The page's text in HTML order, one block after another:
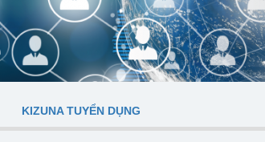
KIZUNA TUYỂN DỤNG